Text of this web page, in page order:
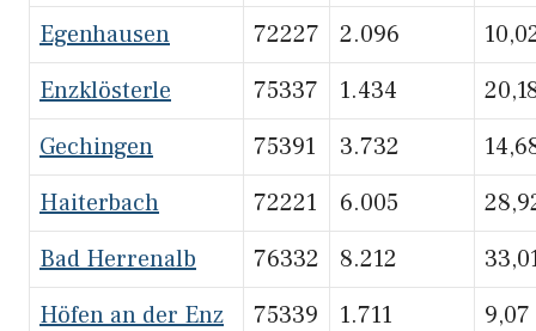
Egenhausen
72227 2.096
Enzklösterle
75337 1.434
Gechingen
75391 3.732
Haiterbach
72221 6.005
Bad Herrenalb
76332 8.212
Höfen an der Enz
75339 1.711
9,07